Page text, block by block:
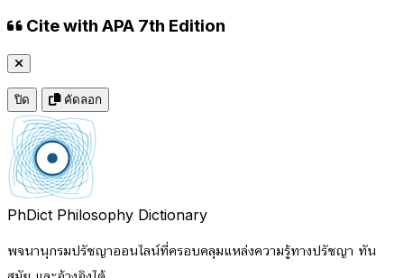
Cite with APA 7th Edition
ปิด คัดลอก
PhDict Philosophy Dictionary
พจนานุกรมปรัชญาออนไลน์ที่ครอบคลุมแหล่งความรู้ทางปรัชญา ทัน